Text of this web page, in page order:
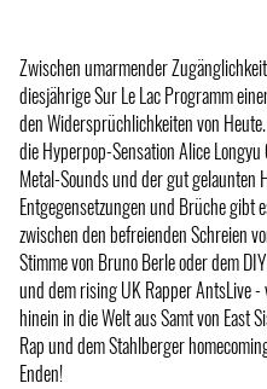
Zwischen umarmender
diesjährige Sur Le Lac Programm
den Widersprüchlichkeiten von
die Hyperpop-Sensation Alice
Metal-Sounds und der gut gelaunten
Entgegensetzungen und Brüche gibt
zwischen den befreienden Schreien
Stimme von Bruno Berle oder dem
und dem rising UK Rapper AntsLive -
hinein in die Welt aus Samt von East
Rap und dem Stahlberger
Enden!